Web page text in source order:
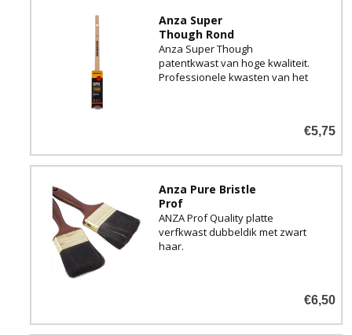
Anza Super
Though Rond
Anza Super Though
patentkwast van hoge kwaliteit.
Professionele kwasten van het
€5,75
Anza Pure Bristle
Prof
ANZA Prof Quality platte
verfkwast dubbeldik met zwart
haar.
€6,50